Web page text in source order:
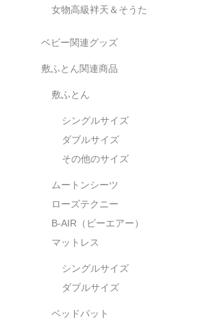
女物高級袢天＆そうた
ベビー関連グッズ
敷ふとん関連商品
敷ふとん
シングルサイズ
ダブルサイズ
その他のサイズ
ムートンシーツ
ローズテクニー
B-AIR（ビーエアー）
マットレス
シングルサイズ
ダブルサイズ
ベッドパット